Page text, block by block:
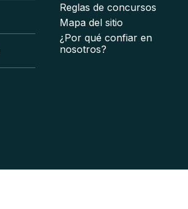
Reglas de concursos
Mapa del sitio
¿Por qué confiar en
nosotros?